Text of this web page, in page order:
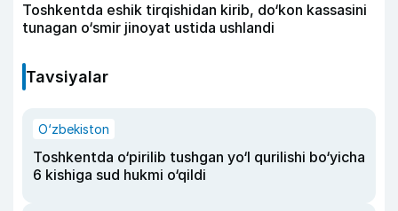
Toshkentda eshik tirqishidan kirib, do‘kon kassasini
tunagan o‘smir jinoyat ustida ushlandi
Tavsiyalar
O‘zbekiston
Toshkentda o‘pirilib tushgan yo‘l qurilishi bo‘yicha
6 kishiga sud hukmi o‘qildi